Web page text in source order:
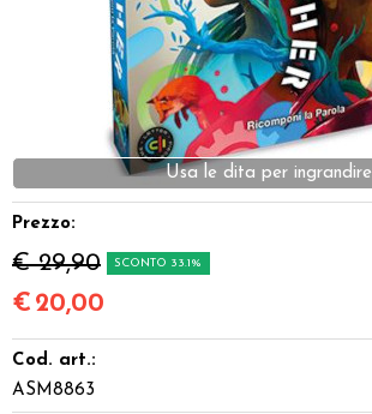
Giocattoli e Gadget
Offerte del Dragone
Usa le dita per ingrandire
Prezzo:
€ 29,90 SCONTO 33.1%
€ 20,00
Cod. art.:
ASM8863